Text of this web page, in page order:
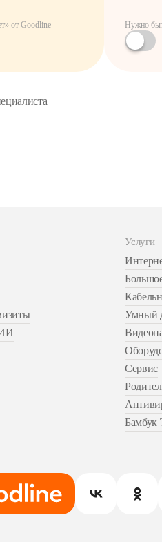
от Goodline Нужно
Услуги
Умный
Сервис
Бамбук